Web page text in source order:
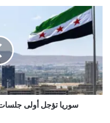
سوريا
تؤجل
أولى
جلسات
الشعب
الانتقالي
سوريا تؤجل أولى